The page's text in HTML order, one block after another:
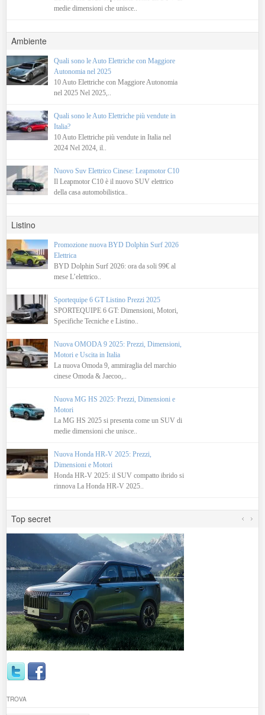
medie dimensioni che unisce..
Ambiente
Quali sono le Auto Elettriche con Maggiore
Autonomia nel 2025
10 Auto Elettriche con Maggiore Autonomia
nel 2025 Nel 2025,..
Quali sono le Auto Elettriche più vendute in
Italia?
10 Auto Elettriche più vendute in Italia nel
2024 Nel 2024, il..
Nuovo Suv Elettrico Cinese: Leapmotor C10
Il Leapmotor C10 è il nuovo SUV elettrico
della casa automobilistica..
Listino
Promozione nuova BYD Dolphin Surf 2026
Elettrica
BYD Dolphin Surf 2026: ora da soli 99€ al
mese L’elettrico..
Sportequipe 6 GT Listino Prezzi 2025
SPORTEQUIPE 6 GT: Dimensioni, Motori,
Specifiche Tecniche e Listino..
Nuova OMODA 9 2025: Prezzi, Dimensioni,
Motori e Uscita in Italia
La nuova Omoda 9, ammiraglia del marchio
cinese Omoda & Jaecoo,..
Nuova MG HS 2025: Prezzi, Dimensioni e
Motori
La MG HS 2025 si presenta come un SUV di
medie dimensioni che unisce..
Nuova Honda HR-V 2025: Prezzi,
Dimensioni e Motori
Honda HR-V 2025: il SUV compatto ibrido si
rinnova La Honda HR-V 2025..
Top secret
TROVA